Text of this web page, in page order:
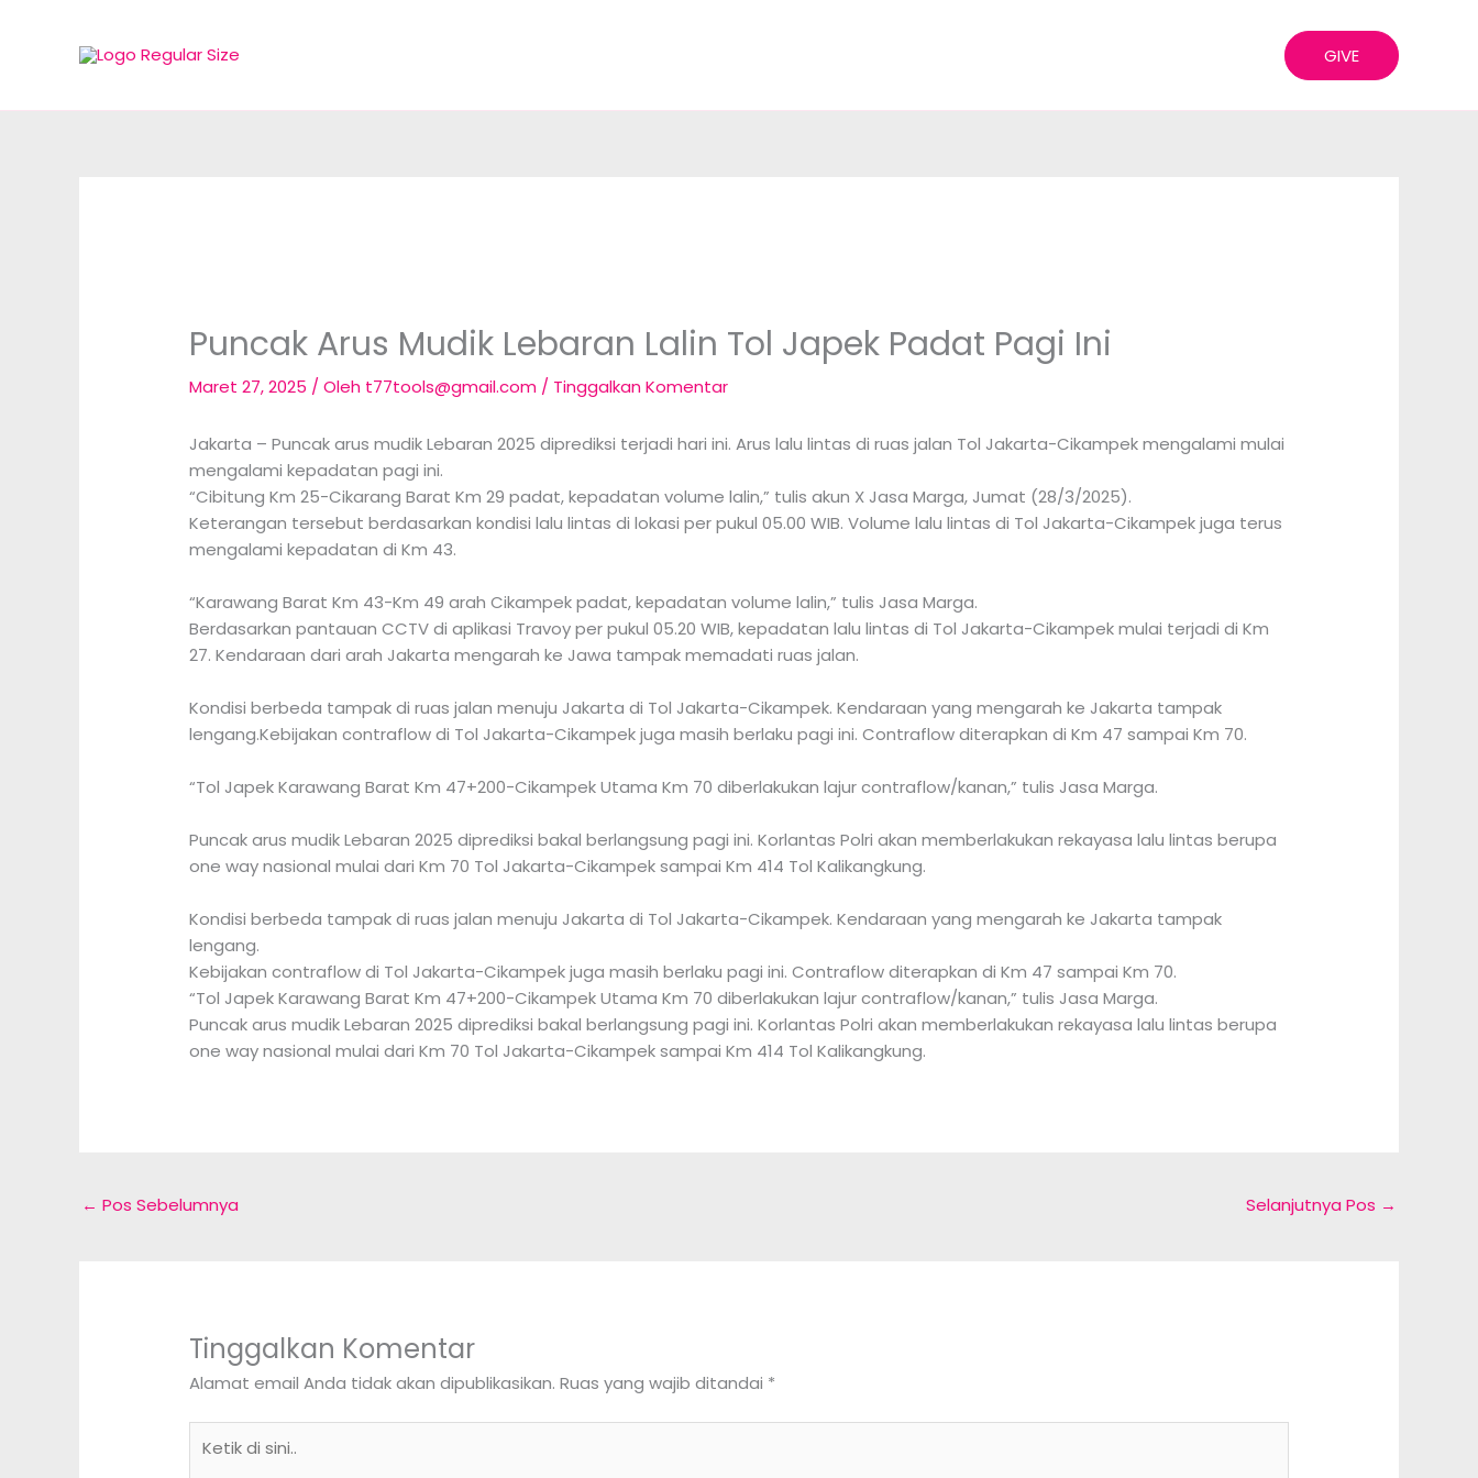
GIVE
Puncak Arus Mudik Lebaran Lalin Tol Japek Padat Pagi Ini
Maret 27, 2025 / Oleh t77tools@gmail.com / Tinggalkan Komentar
Jakarta – Puncak arus mudik Lebaran 2025 diprediksi terjadi hari ini. Arus lalu lintas di ruas jalan Tol Jakarta-Cikampek mengalami mulai
mengalami kepadatan pagi ini.
“Cibitung Km 25-Cikarang Barat Km 29 padat, kepadatan volume lalin,” tulis akun X Jasa Marga, Jumat (28/3/2025).
Keterangan tersebut berdasarkan kondisi lalu lintas di lokasi per pukul 05.00 WIB. Volume lalu lintas di Tol Jakarta-Cikampek juga terus
mengalami kepadatan di Km 43.
“Karawang Barat Km 43-Km 49 arah Cikampek padat, kepadatan volume lalin,” tulis Jasa Marga.
Berdasarkan pantauan CCTV di aplikasi Travoy per pukul 05.20 WIB, kepadatan lalu lintas di Tol Jakarta-Cikampek mulai terjadi di Km
27. Kendaraan dari arah Jakarta mengarah ke Jawa tampak memadati ruas jalan.
Kondisi berbeda tampak di ruas jalan menuju Jakarta di Tol Jakarta-Cikampek. Kendaraan yang mengarah ke Jakarta tampak
lengang.Kebijakan contraflow di Tol Jakarta-Cikampek juga masih berlaku pagi ini. Contraflow diterapkan di Km 47 sampai Km 70.
“Tol Japek Karawang Barat Km 47+200-Cikampek Utama Km 70 diberlakukan lajur contraflow/kanan,” tulis Jasa Marga.
Puncak arus mudik Lebaran 2025 diprediksi bakal berlangsung pagi ini. Korlantas Polri akan memberlakukan rekayasa lalu lintas berupa
one way nasional mulai dari Km 70 Tol Jakarta-Cikampek sampai Km 414 Tol Kalikangkung.
Kondisi berbeda tampak di ruas jalan menuju Jakarta di Tol Jakarta-Cikampek. Kendaraan yang mengarah ke Jakarta tampak
lengang.
Kebijakan contraflow di Tol Jakarta-Cikampek juga masih berlaku pagi ini. Contraflow diterapkan di Km 47 sampai Km 70.
“Tol Japek Karawang Barat Km 47+200-Cikampek Utama Km 70 diberlakukan lajur contraflow/kanan,” tulis Jasa Marga.
Puncak arus mudik Lebaran 2025 diprediksi bakal berlangsung pagi ini. Korlantas Polri akan memberlakukan rekayasa lalu lintas berupa
one way nasional mulai dari Km 70 Tol Jakarta-Cikampek sampai Km 414 Tol Kalikangkung.
← Pos Sebelumnya Selanjutnya Pos →
Tinggalkan Komentar
Alamat email Anda tidak akan dipublikasikan. Ruas yang wajib ditandai *
di